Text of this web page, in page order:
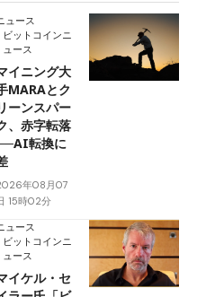
ュース
ビットコインニ
ュース
イニング大
MARAとク
ーンスパー
、赤字転落
転換に
年08月07
15時02分
ュース
ビットコインニ
ュース
イケル・セ